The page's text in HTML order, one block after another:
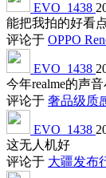
EVO_1438
能把我拍的好看
评论于 OPPO
EVO_1438
今年realme的声
评论于 奢品级质
EVO_1438
这无人机好
评论于 大疆发布